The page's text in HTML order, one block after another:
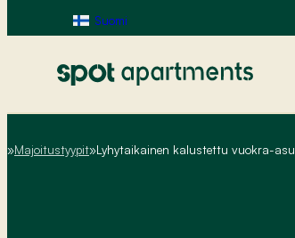
Suomi
Home
Majoitustyypit Lyhytaikainen kalustettu vuokra-